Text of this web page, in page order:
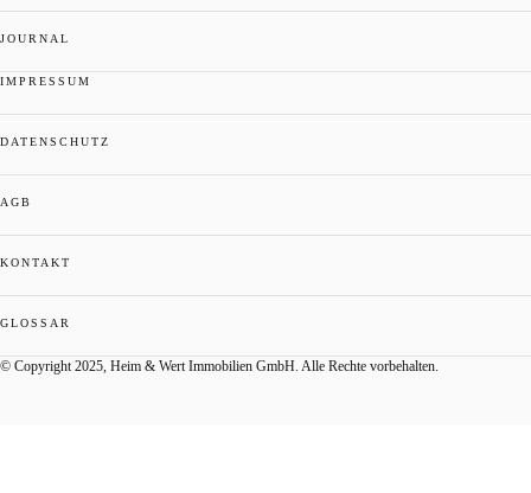
JOURNAL
IMPRESSUM
DATENSCHUTZ
AGB
KONTAKT
GLOSSAR
© Copyright 2025, Heim & Wert Immobilien GmbH. Alle Rechte vorbehalten.